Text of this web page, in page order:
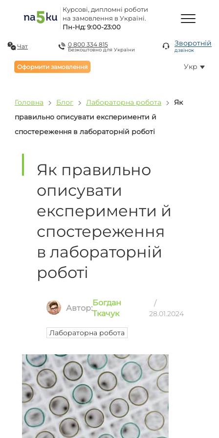
Курсові, дипломні роботи
на замовлення в Україні.
Пн-Нд: 9:00-23:00
Чат 0 800 334 815
Безкоштовно для України
Зворотній
дзвінок
Оформити замовлення Укр
Головна Блог Лабораторна робота
Як
правильно описувати експерименти й
спостереження в лабораторній роботі
Як правильно
описувати
експерименти й
спостереження
в лабораторній
роботі
Автор:
Богдан
Ткачук
/
28.01.2024
Лабораторна робота